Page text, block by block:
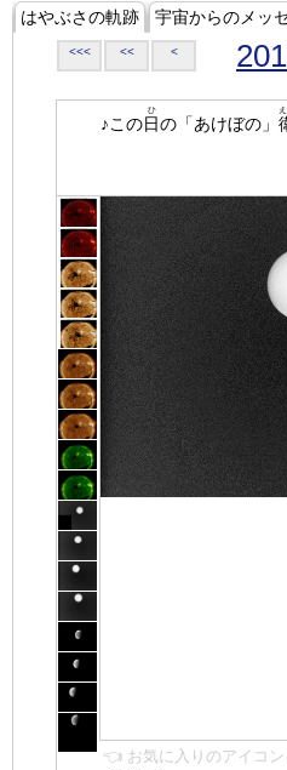
はやぶさの軌跡 宇宙からのメッ
<<< << <
♪この日
ひ
の「あけぼの」
👈 お気に入りのアイコン